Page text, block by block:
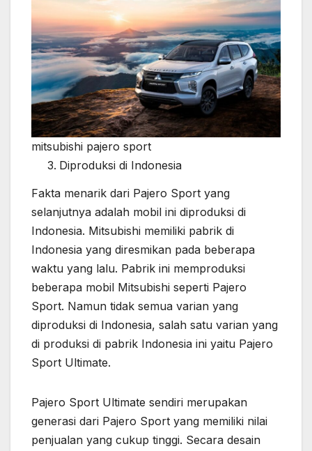
mitsubishi pajero sport
Diproduksi di Indonesia
Fakta menarik dari Pajero Sport yang
selanjutnya adalah mobil ini diproduksi di
Indonesia. Mitsubishi memiliki pabrik di
Indonesia yang diresmikan pada beberapa
waktu yang lalu. Pabrik ini memproduksi
beberapa mobil Mitsubishi seperti Pajero
Sport. Namun tidak semua varian yang
diproduksi di Indonesia, salah satu varian yang
di produksi di pabrik Indonesia ini yaitu Pajero
Sport Ultimate.
Pajero Sport Ultimate sendiri merupakan
generasi dari Pajero Sport yang memiliki nilai
penjualan yang cukup tinggi. Secara desain